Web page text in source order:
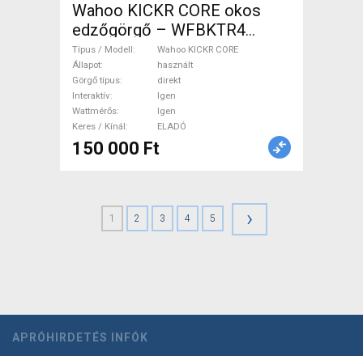
Wahoo KICKR CORE okos
edzőgörgő – WFBKTR4
Wahoo KICKR CORE Görgő /
Spinning direkt Igen Igen
használt ELADÓ
Típus / Modell
Wahoo KICKR CORE
Állapot
használt
Görgő típus
direkt
Interaktív
Igen
Wattmérős
Igen
Keres / Kínál
ELADÓ
150 000 Ft
1 2 3 4 5 ›
APRÓHIRDETÉS INFÓK